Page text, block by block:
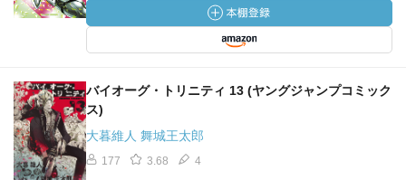
バイオーグ・トリニティ 13 (ヤングジャンプコミック
ス)
大暮維人 舞城王太郎
177 3.68 4